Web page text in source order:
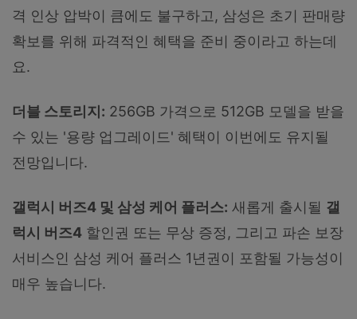
격 인상 압박이 큼에도 불구하고, 삼성은 초기 판매량
확보를 위해 파격적인 혜택을 준비 중이라고 하는데
요.
더블 스토리지: 256GB 가격으로 512GB 모델을 받을
수 있는 '용량 업그레이드' 혜택이 이번에도 유지될
전망입니다.
갤럭시 버즈4 및 삼성 케어 플러스: 새롭게 출시될 갤
럭시 버즈4 할인권 또는 무상 증정, 그리고 파손 보장
서비스인 삼성 케어 플러스 1년권이 포함될 가능성이
매우 높습니다.